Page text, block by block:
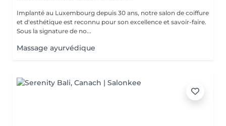
Implanté au Luxembourg depuis 30 ans, notre salon de coiffure
et d'esthétique est reconnu pour son excellence et savoir-faire.
Sous la signature de no...
Massage ayurvédique